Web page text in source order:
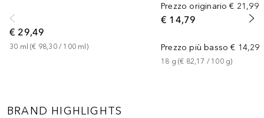
€ 29,49
30 ml (€ 98,30 / 100 ml)
Prezzo originario € 21,99
€ 14,79
Prezzo più basso € 14,29
18 g (€ 82,17 / 100 g)
BRAND HIGHLIGHTS